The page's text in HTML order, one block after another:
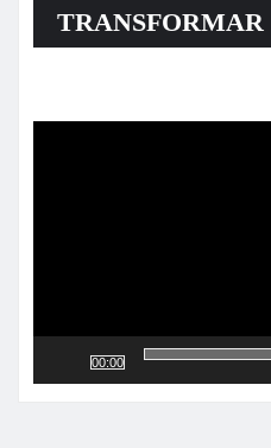
TRANSFORMAR
00:00